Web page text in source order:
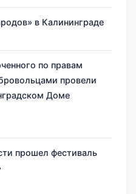
в Калининграде
по правам
провели
Доме
прошел фестиваль